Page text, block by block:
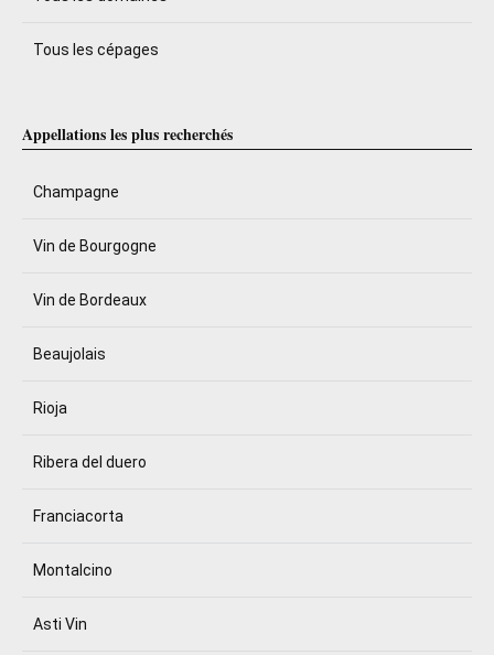
Tous les cépages
Appellations les plus recherchés
Champagne
Vin de Bourgogne
Vin de Bordeaux
Beaujolais
Rioja
Ribera del duero
Franciacorta
Montalcino
Asti Vin